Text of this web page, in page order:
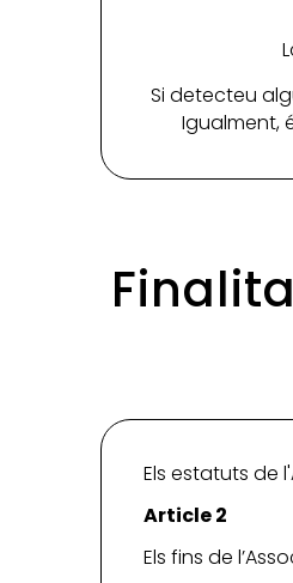
Si detecteu
Igualment,
Els estatuts de
Article 2
Els fins de